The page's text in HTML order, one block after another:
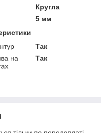
Кругла
5 мм
Так
на
Так